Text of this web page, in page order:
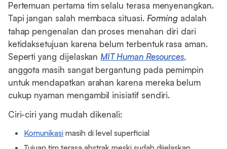
Pertemuan pertama tim selalu terasa menyenangkan.
Tapi jangan salah membaca situasi. Forming adalah
tahap pengenalan dan proses menahan diri dari
ketidaksetujuan karena belum terbentuk rasa aman.
Seperti yang dijelaskanMIT Human Resources,
anggota masih sangat bergantung pada pemimpin
untuk mendapatkan arahan karena mereka belum
cukup nyaman mengambil inisiatif sendiri.
Ciri-ciri yang mudah dikenali:
Komunikasi masih di level superficial